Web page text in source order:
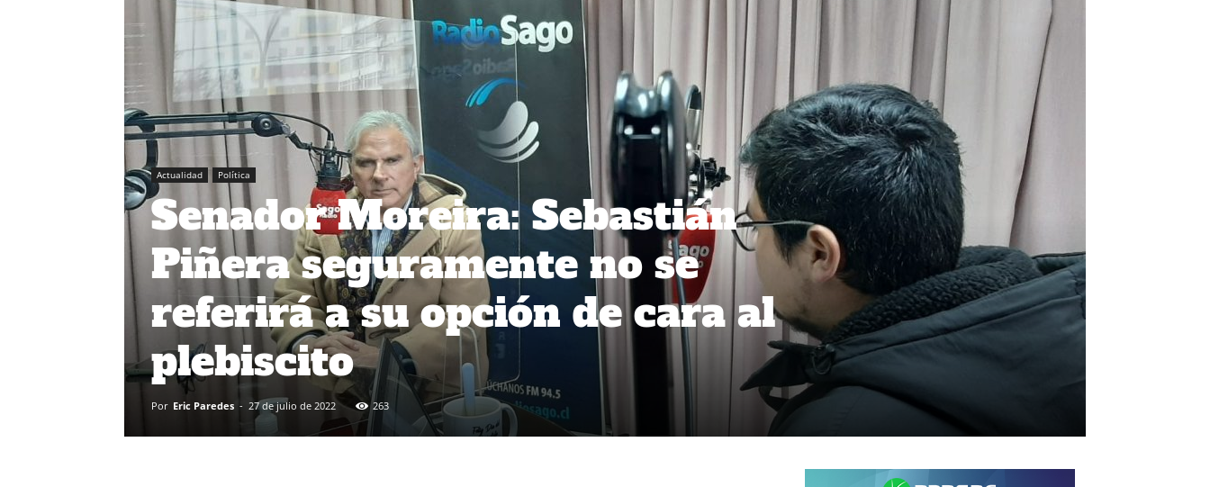
Actualidad Política
Senador Moreira: Sebastián
Piñera seguramente no se
referirá a su opción de cara al
plebiscito
Por Eric Paredes - 27 de julio de 2022 263